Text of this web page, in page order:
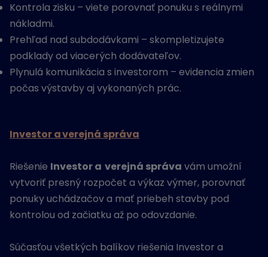
Kontrola zisku – viete porovnať ponuku s reálnymi
nákladmi.
Prehľad nad subdodávkami – skompletizujete
podklady od viacerých dodávateľov.
Plynulá komunikácia s investorom – evidencia zmien
počas výstavby aj vykonaných prác.
Investor a verejná správa
Riešenie Investor a verejná správa vám umožní
vytvoriť presný rozpočet a výkaz výmer, porovnať
ponuky uchádzačov a mať priebeh stavby pod
kontrolou od začiatku až po odovzdanie.
Súčasťou všetkých balíkov riešenia Investor a